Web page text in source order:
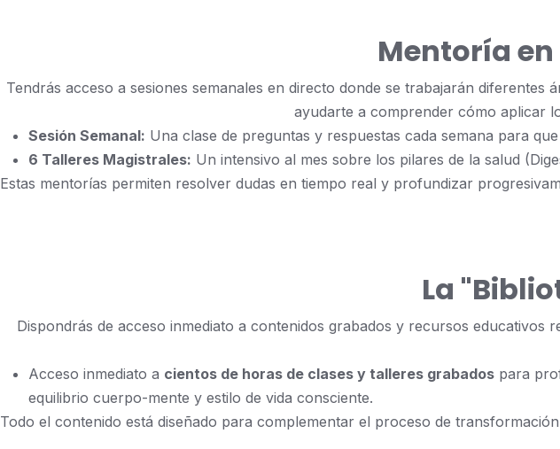
Mentoría
Tendrás acceso a sesiones semanales en directo donde se trabajarán
ayudarte a comprender cómo aplicar
Sesión Semanal: Una clase de preguntas y respuestas cada semana para
6 Talleres Magistrales: Un intensivo al mes sobre los pilares de la salud
Estas mentorías permiten resolver dudas en tiempo real y profundizar
La
Dispondrás de acceso inmediato a contenidos grabados y recursos
Acceso inmediato a cientos de horas de clases y talleres grabados para
equilibrio cuerpo-mente y estilo de vida consciente.
Todo el contenido está diseñado para complementar el proceso de